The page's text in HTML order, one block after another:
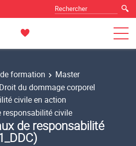
formation
Master
Droit du dommage corporel
civile en action
responsabilité civile
de responsabilité